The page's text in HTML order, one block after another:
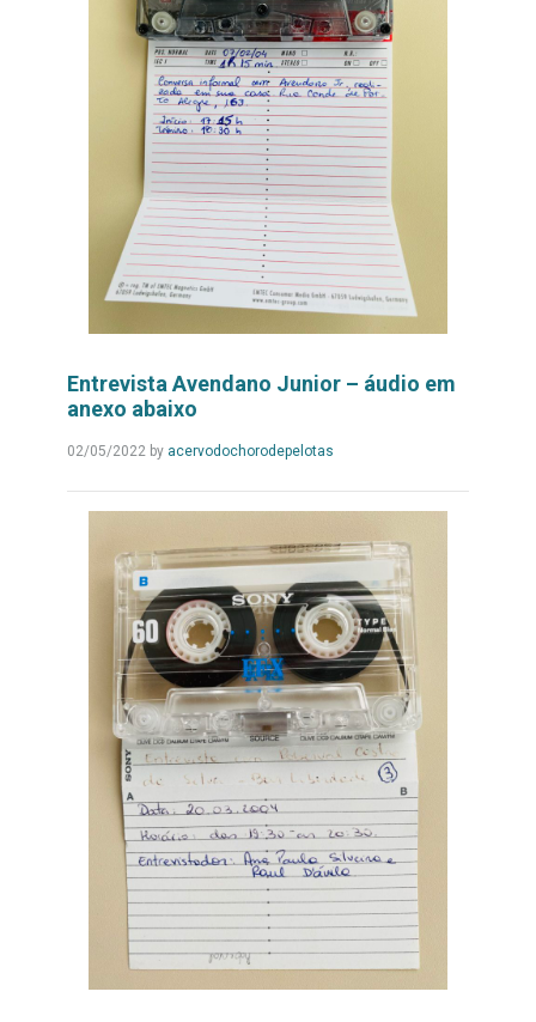
Entrevista Avendano Junior – áudio em
anexo abaixo
02/05/2022 by acervodochorodepelotasLeia